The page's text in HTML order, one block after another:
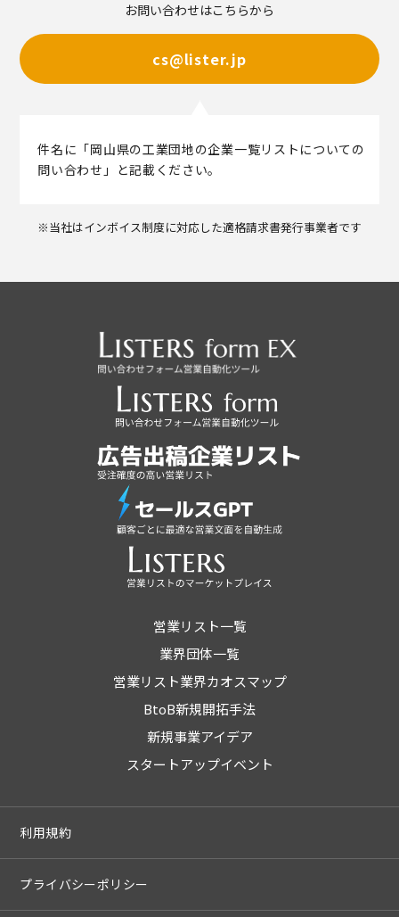
お問い合わせはこちらから
cs@lister.jp
件名に「岡山県の工業団地の企業一覧リストについての
問い合わせ」と記載ください。
※当社はインボイス制度に対応した適格請求書発行事業者です
営業リスト一覧
業界団体一覧
営業リスト業界カオスマップ
BtoB新規開拓手法
新規事業アイデア
スタートアップイベント
利用規約
プライバシーポリシー